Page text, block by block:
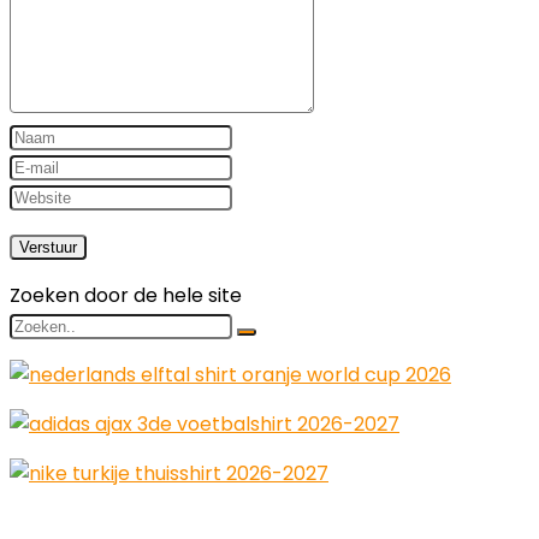
Zoeken door de hele site